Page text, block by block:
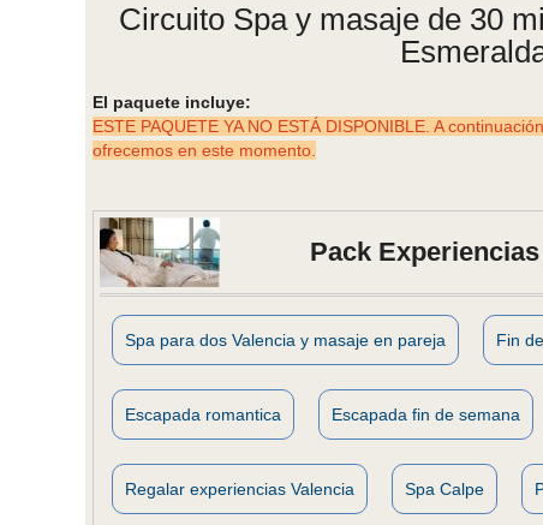
Circuito Spa y masaje de 30
El paquete incluye:
ESTE PAQUETE YA NO ESTÁ DISPONIBLE. A
ofrecemos en este momento.
Pack
Spa para dos Valencia y masaje en pareja Fin
Escapada romantica Escapada fin de semana
Regalar experiencias Valencia Spa Calpe